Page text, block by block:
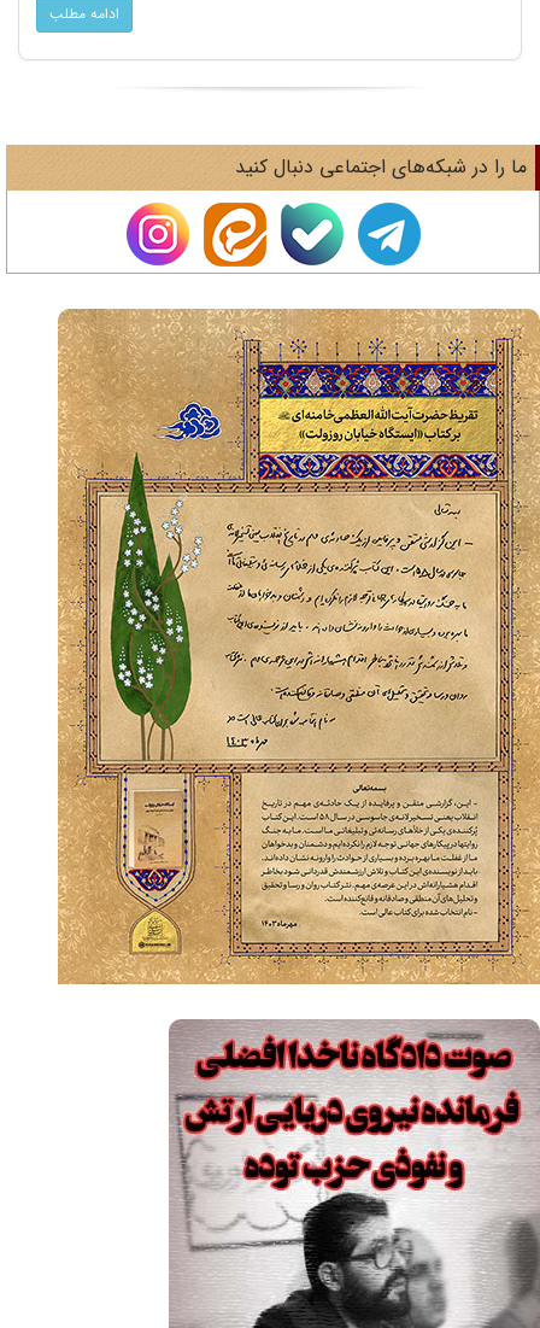
ادامه مطلب
را در شبکه‌های اجتماعی دنبال کنید